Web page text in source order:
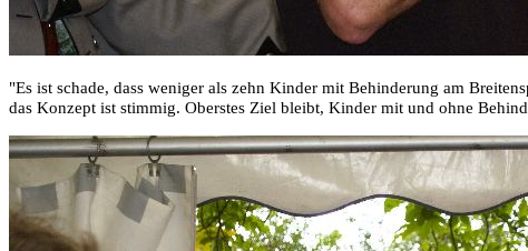
"Es ist schade, dass weniger als zehn Kinder mit Behinderung am
das Konzept ist stimmig. Oberstes Ziel bleibt, Kinder mit und ohne